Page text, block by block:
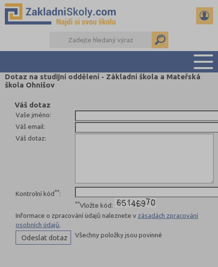
RADY A ČLÁNKY
ČTENÁŘSKÝ DENÍK
Dotaz na studijní oddělení - Základní škola a Mateřská
škola Ohnišov
Váš dotaz
Vaše jméno:
Váš email:
Váš dotaz:
Kontrolní kód**:
**Vložte kód:
Informace o zpracování údajů naleznete v zásadách zpracování
osobních údajů.
Všechny položky jsou povinné